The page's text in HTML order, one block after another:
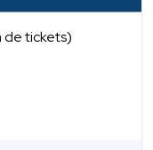
de tickets)